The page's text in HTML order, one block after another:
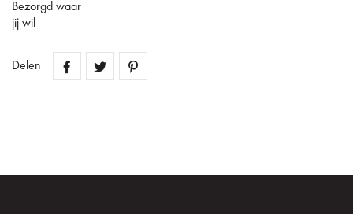
Bezorgd waar
jij wil
Delen